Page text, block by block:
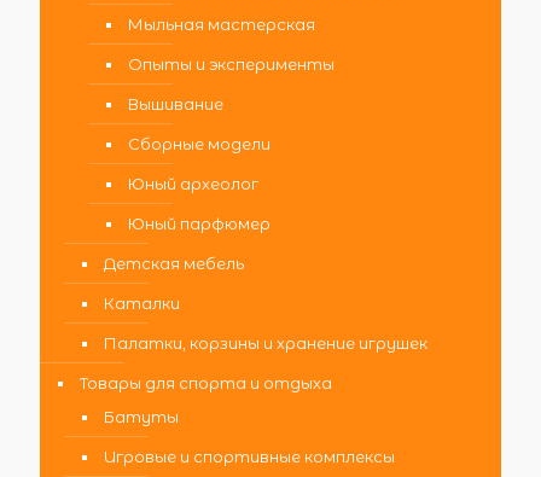
Мыльная мастерская
Опыты и эксперименты
Вышивание
Сборные модели
Юный археолог
Юный парфюмер
Детская мебель
Каталки
Палатки, корзины и хранение игрушек
Товары для спорта и отдыха
Батуты
Игровые и спортивные комплексы